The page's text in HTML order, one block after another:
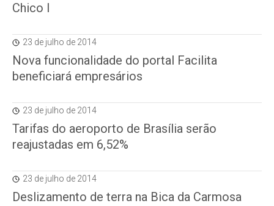
Chico I
23 de julho de 2014
Nova funcionalidade do portal Facilita
beneficiará empresários
23 de julho de 2014
Tarifas do aeroporto de Brasília serão
reajustadas em 6,52%
23 de julho de 2014
Deslizamento de terra na Bica da Carmosa